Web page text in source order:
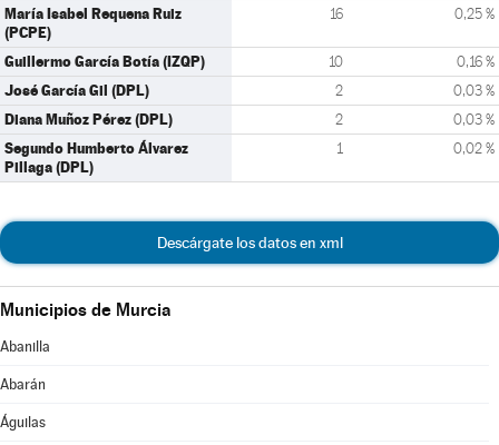
María Isabel Requena Ruiz
(PCPE)
16 0,25 %
Guillermo García Botía (IZQP) 10 0,16 %
José García Gil (DPL) 2 0,03 %
Diana Muñoz Pérez (DPL) 2 0,03 %
Segundo Humberto Álvarez
Pillaga (DPL)
1 0,02 %
Descárgate los datos en xml
Municipios de Murcia
Abanilla
Abarán
Águilas